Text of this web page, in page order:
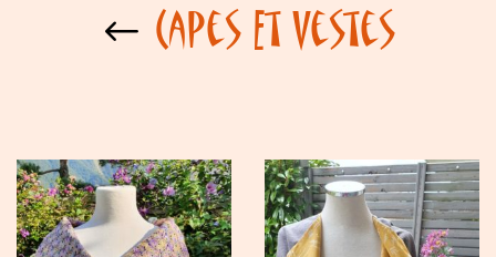
Capes Et Vestes